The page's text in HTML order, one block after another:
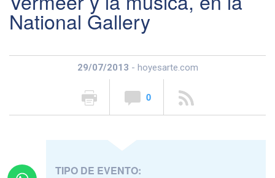
National Gallery
29/07/2013 - hoyesarte.com
0
TIPO DE EVENTO: